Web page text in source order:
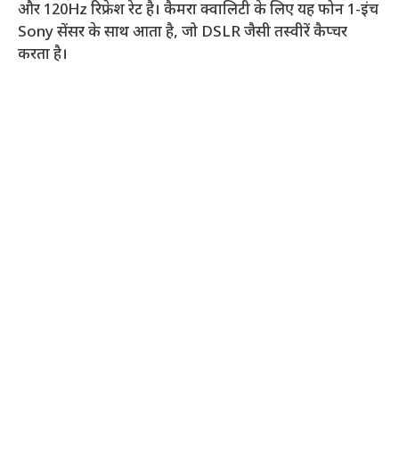
और 120Hz रिफ्रेश रेट है। कैमरा क्वालिटी के लिए यह फोन 1-इंच
Sony सेंसर के साथ आता है, जो DSLR जैसी तस्वीरें कैप्चर
करता है।